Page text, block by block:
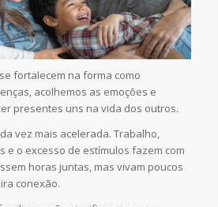
fortalecem na forma como
acolhemos as emoções e
presentes uns na vida dos outros.
vez mais acelerada. Trabalho,
e o excesso de estímulos fazem com
horas juntas, mas vivam poucos
conexão.